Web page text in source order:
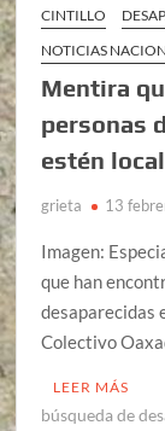
CINTILLO
NOTICIAS
Mentira
personas
estén
grieta 13
Imagen:
que han
desaparecidas
Colectivo
LEER MÁS
búsqueda de